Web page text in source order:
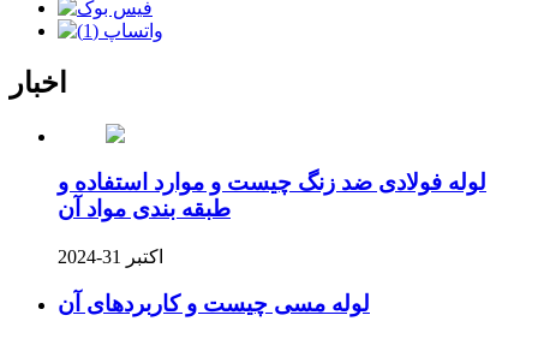
اخبار
لوله فولادی ضد زنگ چیست و موارد استفاده و
طبقه بندی مواد آن
اکتبر 31-2024
لوله مسی چیست و کاربردهای آن